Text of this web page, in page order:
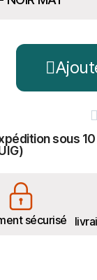

sous
sécurisé